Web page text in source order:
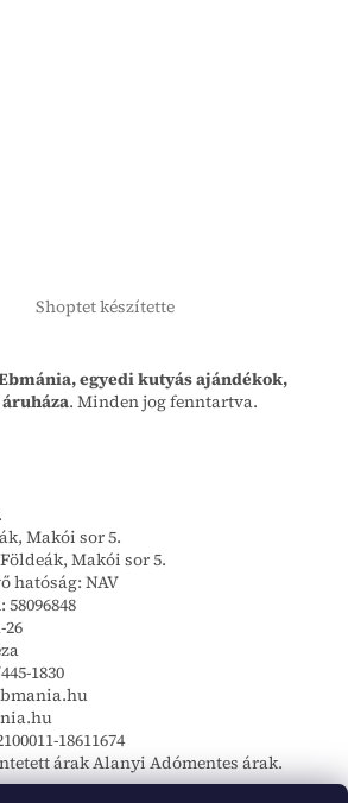
Shoptet készítette
egyedi kutyás ajándékok,
. Minden jog fenntartva.
Makói sor 5.
Makói sor 5.
hatóság: NAV
26
1830
18611674
árak Alanyi Adómentes árak.